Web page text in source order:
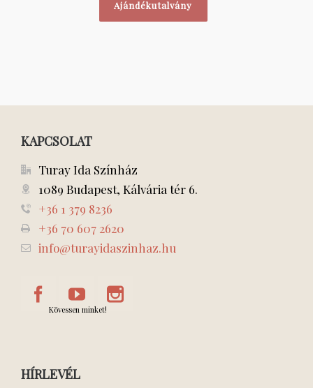
Ajándékutalvány
KAPCSOLAT
Turay Ida Színház
1089 Budapest, Kálvária tér 6.
+36 1 379 8236
+36 70 607 2620
info@turayidaszinhaz.hu
Kövessen minket!
HÍRLEVÉL